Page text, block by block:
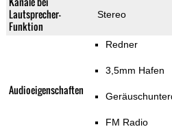
Lautsprecher-
Funktion
Stereo
Audioeigenschaften
Redner
3,5mm Hafen
FM Radio